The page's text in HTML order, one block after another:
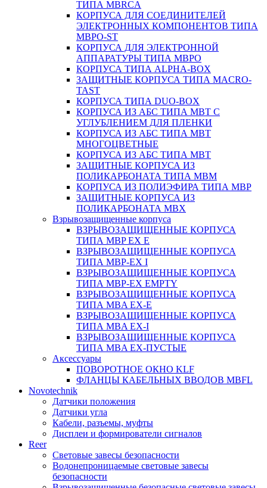
ТИПА MBRCA
КОРПУСА ДЛЯ СОЕДИНИТЕЛЕЙ
ЭЛЕКТРОННЫХ КОМПОНЕНТОВ ТИПА
MBPO-ST
КОРПУСА ДЛЯ ЭЛЕКТРОННОЙ
АППАРАТУРЫ ТИПА MBPO
КОРПУСА ТИПА ALPHA-BOX
ЗАЩИТНЫЕ КОРПУСА ТИПА MACRO-
TAST
КОРПУСА ТИПА DUO-BOX
КОРПУСА ИЗ АБС ТИПА MBT С
УГЛУБЛЕНИЕМ ДЛЯ ПЛЕНКИ
КОРПУСА ИЗ АБС ТИПА MBT
МНОГОЦВЕТНЫЕ
КОРПУСА ИЗ АБС ТИПА MBT
ЗАЩИТНЫЕ КОРПУСА ИЗ
ПОЛИКАРБОНАТА ТИПА MBM
КОРПУСА ИЗ ПОЛИЭФИРА ТИПА MBP
ЗАЩИТНЫЕ КОРПУСА ИЗ
ПОЛИКАРБОНАТА MBX
Взрывозащищенные корпуса
ВЗРЫВОЗАЩИЩЕННЫЕ КОРПУСА
ТИПА MBP EX E
ВЗРЫВОЗАЩИЩЕННЫЕ КОРПУСА
ТИПА MBP-EX I
ВЗРЫВОЗАЩИЩЕННЫЕ КОРПУСА
ТИПА MBP-EX EMPTY
ВЗРЫВОЗАЩИЩЕННЫЕ КОРПУСА
ТИПА MBA EX-E
ВЗРЫВОЗАЩИЩЕННЫЕ КОРПУСА
ТИПА MBA EX-I
ВЗРЫВОЗАЩИЩЕННЫЕ КОРПУСА
ТИПА MBA EX-ПУСТЫЕ
Аксессуары
ПОВОРОТНОЕ ОКНО KLF
ФЛАНЦЫ КАБЕЛЬНЫХ ВВОДОВ MBFL
Novotechnik
Датчики положения
Датчики угла
Кабели, разъемы, муфты
Дисплеи и формирователи сигналов
Reer
Световые завесы безопасности
Водонепроницаемые световые завесы
безопасности